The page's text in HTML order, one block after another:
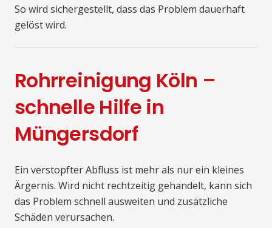
So wird sichergestellt, dass das Problem dauerhaft
gelöst wird.
Rohrreinigung Köln –
schnelle Hilfe in
Müngersdorf
Ein verstopfter Abfluss ist mehr als nur ein kleines
Ärgernis. Wird nicht rechtzeitig gehandelt, kann sich
das Problem schnell ausweiten und zusätzliche
Schäden verursachen.